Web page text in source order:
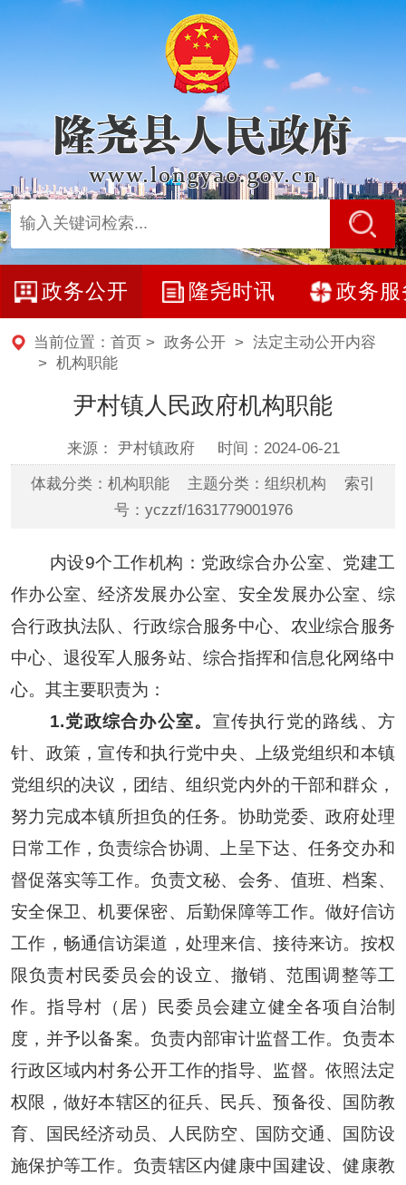
政务公开 隆尧时讯 政务服
当前位置： 首页 > 政务公开> 法定主动公开内容
> 机构职能
尹村镇人民政府机构职能
来源： 尹村镇政府 时间：2024-06-21
体裁分类：机构职能 主题分类：组织机构 索引
号：yczzf/1631779001976
内设9个工作机构：党政综合办公室、党建工
作办公室、经济发展办公室、安全发展办公室、综
合行政执法队、行政综合服务中心、农业综合服务
中心、退役军人服务站、综合指挥和信息化网络中
心。其主要职责为：
1.党政综合办公室。 宣传执行党的路线、方
针、政策，宣传和执行党中央、上级党组织和本镇
党组织的决议，团结、组织党内外的干部和群众，
努力完成本镇所担负的任务。协助党委、政府处理
日常工作，负责综合协调、上呈下达、任务交办和
督促落实等工作。负责文秘、会务、值班、档案、
安全保卫、机要保密、后勤保障等工作。做好信访
工作，畅通信访渠道，处理来信、接待来访。按权
限负责村民委员会的设立、撤销、范围调整等工
作。指导村（居）民委员会建立健全各项自治制
度，并予以备案。负责内部审计监督工作。负责本
行政区域内村务公开工作的指导、监督。依照法定
权限，做好本辖区的征兵、民兵、预备役、国防教
育、国民经济动员、人民防空、国防交通、国防设
施保护等工作。负责辖区内健康中国建设、健康教